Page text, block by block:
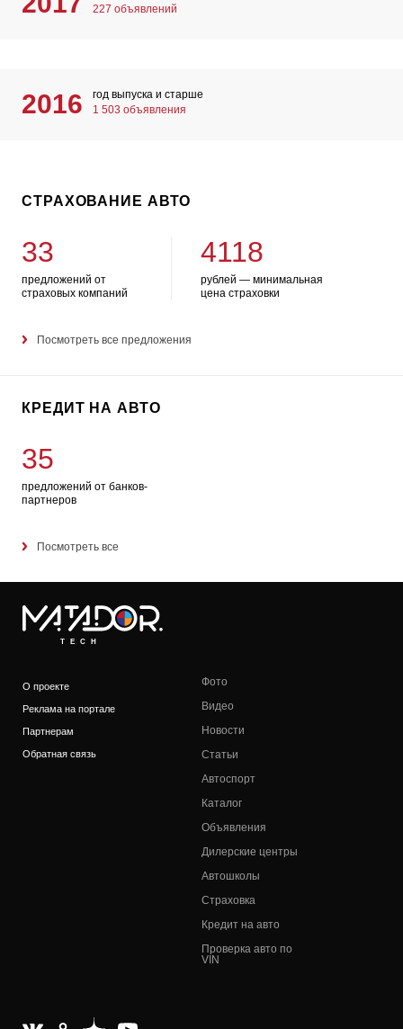
227 объявлений
2016
год выпуска и старше
1 503 объявления
СТРАХОВАНИЕ АВТО
33
предложений от
страховых компаний
4118
рублей — минимальная
цена страховки
Посмотреть все предложения
КРЕДИТ НА АВТО
35
предложений от банков-
партнеров
Посмотреть все
TECH
О проекте
Реклама на портале
Партнерам
Обратная связь
Фото
Видео
Новости
Статьи
Автоспорт
Каталог
Объявления
Дилерские центры
Автошколы
Страховка
Кредит на авто
Проверка авто по
VIN